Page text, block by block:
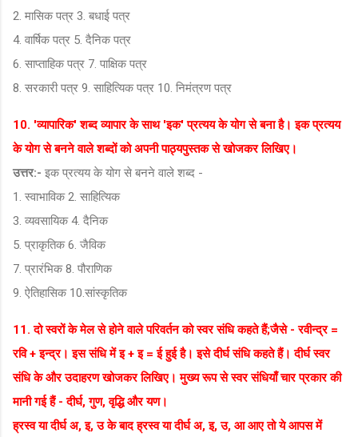
2. मासिक पत्र 3. बधाई पत्र
4. वार्षिक पत्र 5. दैनिक पत्र
6. साप्ताहिक पत्र 7. पाक्षिक पत्र
8. सरकारी पत्र 9. साहित्यिक पत्र 10. निमंत्रण पत्र
10. 'व्यापारिक' शब्द व्यापार के साथ 'इक' प्रत्यय के योग से बना है। इक प्रत्यय
के योग से बनने वाले शब्दों को अपनी पाठ्यपुस्तक से खोजकर लिखिए।
उत्तर:- इक प्रत्यय के योग से बनने वाले शब्द -
1. स्वाभाविक 2. साहित्यिक
3. व्यवसायिक 4. दैनिक
5. प्राकृतिक 6. जैविक
7. प्रारंभिक 8. पौराणिक
9. ऐतिहासिक 10.सांस्कृतिक
11. दो स्वरों के मेल से होने वाले परिवर्तन को स्वर संधि कहते हैं;जैसे - रवीन्द्र =
रवि + इन्द्र। इस संधि में इ + इ = ई हुई है। इसे दीर्घ संधि कहते हैं। दीर्घ स्वर
संधि के और उदाहरण खोजकर लिखिए। मुख्य रूप से स्वर संधियाँ चार प्रकार की
मानी गई हैं - दीर्घ, गुण, वृद्धि और यण।
ह्रस्व या दीर्घ अ, इ, उ के बाद ह्रस्व या दीर्घ अ, इ, उ, आ आए तो ये आपस में